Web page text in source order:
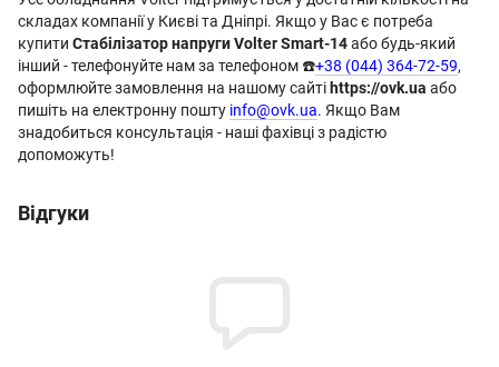
складах компанії у Києві та Дніпрі. Якщо у Вас є потреба
купити Стабілізатор напруги Volter Smart-14або будь-який
інший - телефонуйте нам за телефоном ☎️+38 (044) 364-72-59,
оформлюйте замовлення на нашому сайті https://ovk.ua або
пишіть на електронну пошту info@ovk.ua. Якщо Вам
знадобиться консультація - наші фахівці з радістю
допоможуть!
Відгуки